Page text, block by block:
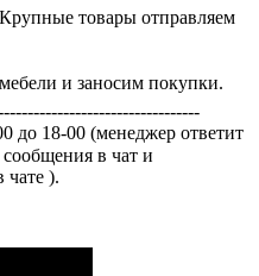
товары отправляем
и заносим покупки.
до 18-00 (менеджер ответит
в чат и
чате ).